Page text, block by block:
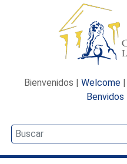
Bienvenidos | Welcome |
Benvidos